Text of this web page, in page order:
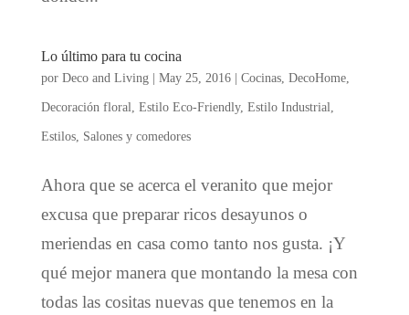
Lo último para tu cocina
por Deco and Living| May 25, 2016| Cocinas, DecoHome,
Decoración floral Estilo Eco-Friendly, Estilo Industrial
Estilos, Salones y comedores
Ahora que se acerca el veranito que mejor
excusa que preparar ricos desayunos o
meriendas en casa como tanto nos gusta. ¡Y
qué mejor manera que montando la mesa con
todas las cositas nuevas que tenemos en la